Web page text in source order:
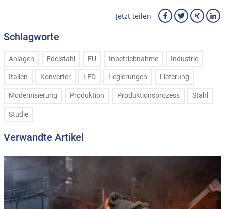
Jetzt teilen
Schlagworte
Anlagen Edelstahl EU Inbetriebnahme Industrie
Italien Konverter LED Legierungen Lieferung
Modernisierung Produktion Produktionsprozess Stahl
Studie
Verwandte Artikel